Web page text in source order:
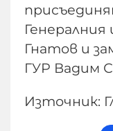
Гнатов и
ГУР Вадим
Източник: